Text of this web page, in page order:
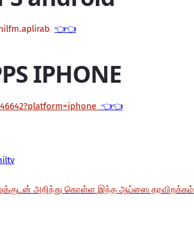
👈👈
IPHONE
👈👈
அறிந்து கொள்ள இந்த ஆப்ஸை தரவிறக்கம்